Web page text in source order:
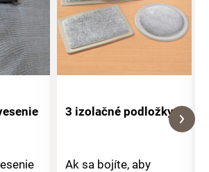
3 izolačné podložky
Ak sa bojíte, aby